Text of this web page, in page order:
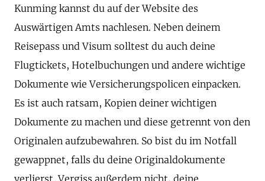
Kunming kannst du auf der Website des
Auswärtigen Amts nachlesen. Neben deinem
Reisepass und Visum solltest du auch deine
Flugtickets, Hotelbuchungen und andere wichtige
Dokumente wie Versicherungspolicen einpacken.
Es ist auch ratsam, Kopien deiner wichtigen
Dokumente zu machen und diese getrennt von den
Originalen aufzubewahren. So bist du im Notfall
gewappnet, falls du deine Originaldokumente
verlierst. Vergiss außerdem nicht, deine